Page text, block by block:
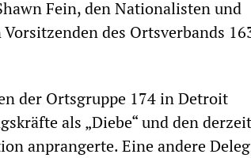
Fein, den Nationalisten und
des Ortsverbands
der Ortsgruppe 174 in Detroit
als „Diebe“ und den
anprangerte. Eine andere